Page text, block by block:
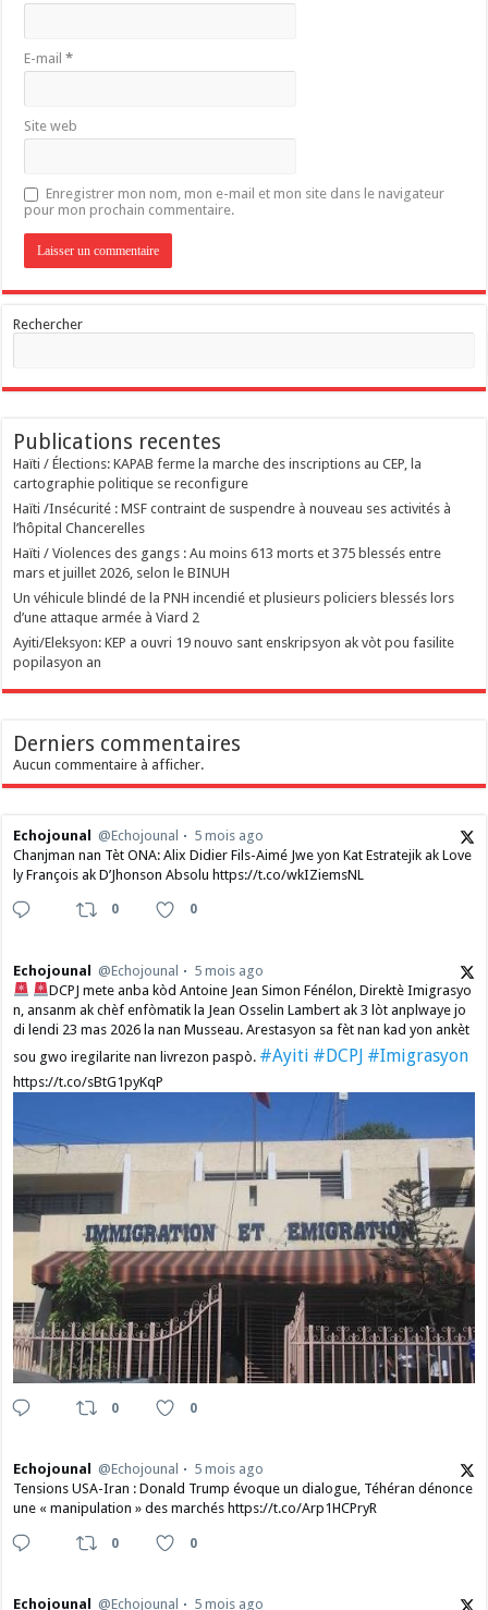
E-mail*
Site web
Enregistrer mon nom, mon e-mail et mon site dans le navigateur
pour mon prochain commentaire.
Rechercher
Publications recentes
Haïti / Élections: KAPAB ferme la marche des inscriptions au CEP, la
cartographie politique se reconfigure
Haïti /Insécurité : MSF contraint de suspendre à nouveau ses activités à
l’hôpital Chancerelles
Haïti / Violences des gangs : Au moins 613 morts et 375 blessés entre
mars et juillet 2026, selon le BINUH
Un véhicule blindé de la PNH incendié et plusieurs policiers blessés lors
d’une attaque armée à Viard 2
‎Ayiti/Eleksyon: KEP a ouvri 19 nouvo sant enskripsyon ak vòt pou fasilite
popilasyon an
Derniers commentaires
Aucun commentaire à afficher.
Echojounal @Echojounal
5 mois ago
Chanjman nan Tèt ONA: Alix Didier Fils-Aimé Jwe yon Kat Estratejik ak Love
ly François ak D’Jhonson Absolu https://t.co/wkIZiemsNL
0 0
Echojounal @Echojounal
5 mois ago
DCPJ mete anba kòd Antoine Jean Simon Fénélon, Direktè Imigrasyo
n, ansanm ak chèf enfòmatik la Jean Osselin Lambert ak 3 lòt anplwaye jo
di lendi 23 mas 2026 la nan Musseau. Arestasyon sa fèt nan kad yon ankèt
sou gwo iregilarite nan livrezon paspò. #Ayiti #DCPJ #Imigrasyon
https://t.co/sBtG1pyKqP
0 0
Echojounal @Echojounal
5 mois ago
Tensions USA-Iran : Donald Trump évoque un dialogue, Téhéran dénonce
une « manipulation » des marchés https://t.co/Arp1HCPryR
0 0
Echojounal @Echojounal
5 mois ago